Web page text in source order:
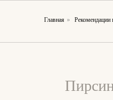
Главная » Рекомендации